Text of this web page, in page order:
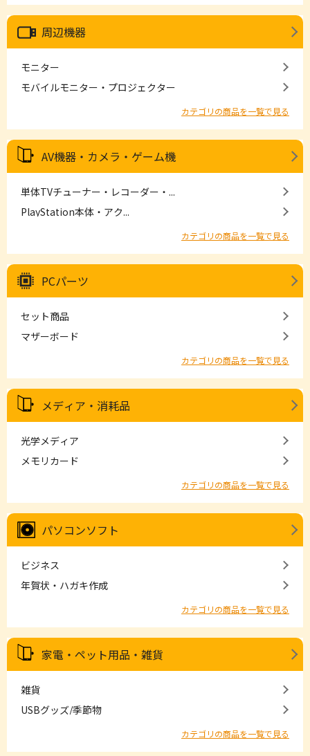
周辺機器
モニター
モバイルモニター・プロジェクター
カテゴリの商品を一覧で見る
AV機器・カメラ・ゲーム機
単体TVチューナー・レコーダー・...
PlayStation本体・アク...
カテゴリの商品を一覧で見る
PCパーツ
セット商品
マザーボード
カテゴリの商品を一覧で見る
メディア・消耗品
光学メディア
メモリカード
カテゴリの商品を一覧で見る
パソコンソフト
ビジネス
年賀状・ハガキ作成
カテゴリの商品を一覧で見る
家電・ペット用品・雑貨
雑貨
USBグッズ/季節物
カテゴリの商品を一覧で見る